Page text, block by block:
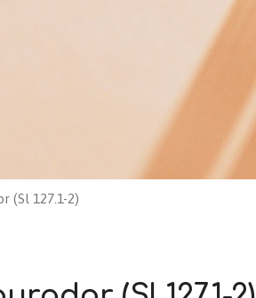
(Sl 127.1-2)